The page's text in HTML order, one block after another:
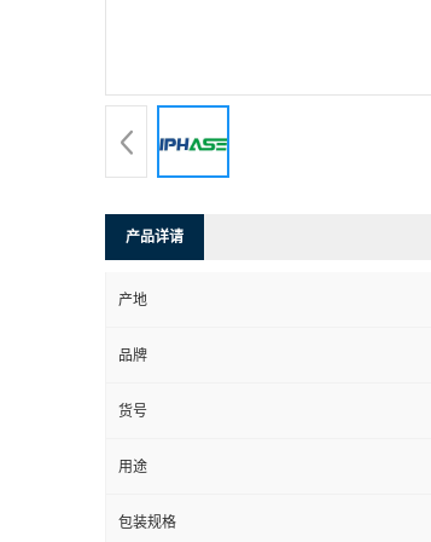
产品详请
产地
品牌
货号
用途
包装规格